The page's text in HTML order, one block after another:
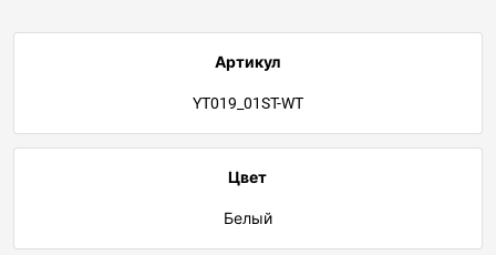
Артикул
YT019_01ST-WT
Цвет
Белый